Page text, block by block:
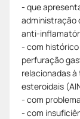
- que
administração
anti-
- com
perfuração
relacionadas
esteroidais
- com
- com